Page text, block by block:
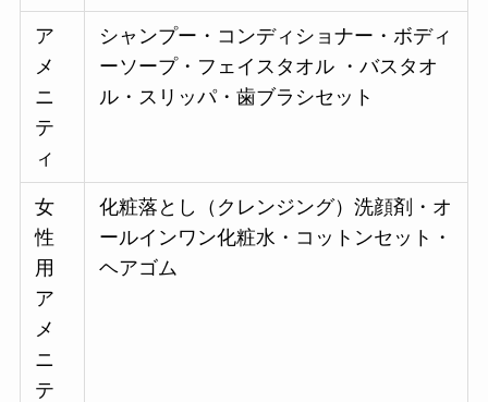
ア
メ
ニ
テ
ィ
シャンプー・コンディショナー・ボディ
ーソープ・フェイスタオル ・バスタオ
ル・スリッパ・歯ブラシセット
女
性
用
ア
メ
ニ
テ
化粧落とし（クレンジング）洗顔剤・オ
ールインワン化粧水・コットンセット・
ヘアゴム